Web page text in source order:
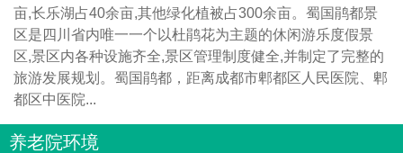
亩,长乐湖占40余亩,其他绿化植被占300余亩。蜀国鹃都景
区是四川省内唯一一个以杜鹃花为主题的休闲游乐度假景
区,景区内各种设施齐全,景区管理制度健全,并制定了完整的
旅游发展规划。蜀国鹃都，距离成都市郫都区人民医院、郫
都区中医院...
养老院环境